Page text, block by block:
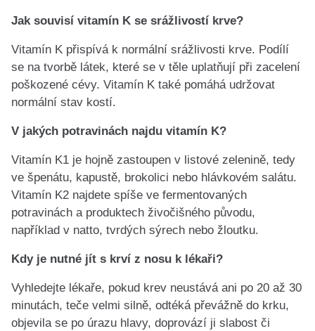
Jak souvisí vitamín K se srážlivostí krve?
Vitamín K přispívá k normální srážlivosti krve. Podílí
se na tvorbě látek, které se v těle uplatňují při zacelení
poškozené cévy. Vitamín K také pomáhá udržovat
normální stav kostí.
V jakých potravinách najdu vitamín K?
Vitamín K1 je hojně zastoupen v listové zelenině, tedy
ve špenátu, kapustě, brokolici nebo hlávkovém salátu.
Vitamín K2 najdete spíše ve fermentovaných
potravinách a produktech živočišného původu,
například v natto, tvrdých sýrech nebo žloutku.
Kdy je nutné jít s krví z nosu k lékaři?
Vyhledejte lékaře, pokud krev neustává ani po 20 až 30
minutách, teče velmi silně, odtéká převážně do krku,
objevila se po úrazu hlavy, doprovází ji slabost či